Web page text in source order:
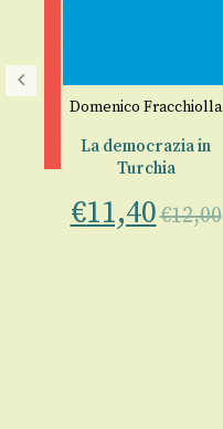
Domenico Fracchiolla
La democrazia in
Turchia
€11,40€12,00